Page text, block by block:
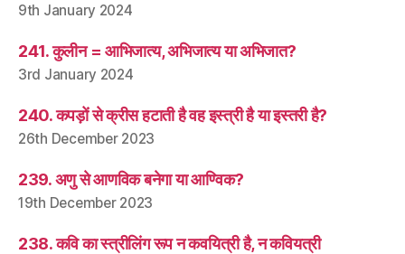
9th January 2024
241. कुलीन = आभिजात्य, अभिजात्य या अभिजात?
3rd January 2024
240. कपड़ों से क्रीस हटाती है वह इस्त्री है या इस्तरी है?
26th December 2023
239. अणु से आणविक बनेगा या आण्विक?
19th December 2023
238. कवि का स्त्रीलिंग रूप न कवयित्री है, न कवियत्री